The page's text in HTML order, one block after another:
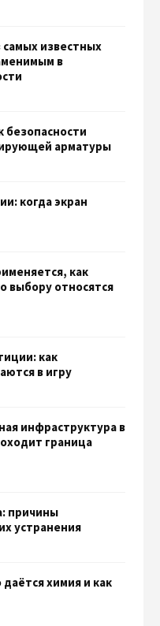
самых известных
в
безопасности
арматуры
когда экран
как
выбору относятся
как
в игру
инфраструктура в
граница
причины
устранения
химия и как